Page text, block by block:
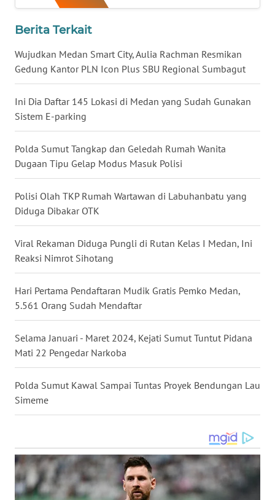
Berita Terkait
Wujudkan Medan Smart City, Aulia Rachman Resmikan
Gedung Kantor PLN Icon Plus SBU Regional Sumbagut
Ini Dia Daftar 145 Lokasi di Medan yang Sudah Gunakan
Sistem E-parking
Polda Sumut Tangkap dan Geledah Rumah Wanita
Dugaan Tipu Gelap Modus Masuk Polisi
Polisi Olah TKP Rumah Wartawan di Labuhanbatu yang
Diduga Dibakar OTK
Viral Rekaman Diduga Pungli di Rutan Kelas I Medan, Ini
Reaksi Nimrot Sihotang
Hari Pertama Pendaftaran Mudik Gratis Pemko Medan,
5.561 Orang Sudah Mendaftar
Selama Januari - Maret 2024, Kejati Sumut Tuntut Pidana
Mati 22 Pengedar Narkoba
Polda Sumut Kawal Sampai Tuntas Proyek Bendungan Lau
Simeme
WN
DANAU
TOBA
WN
WN
TAPANULI
WN
TANJUNG
LESUNG
WN
KARO
WN
SIMALUNGUN
WN
WN DELI
SERDANG